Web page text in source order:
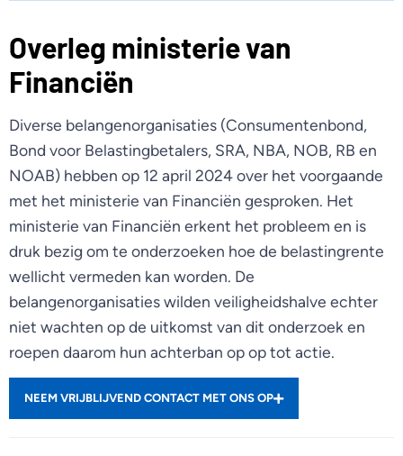
Overleg ministerie van
Financiën
Diverse belangenorganisaties (Consumentenbond,
Bond voor Belastingbetalers, SRA, NBA, NOB, RB en
NOAB) hebben op 12 april 2024 over het voorgaande
met het ministerie van Financiën gesproken. Het
ministerie van Financiën erkent het probleem en is
druk bezig om te onderzoeken hoe de belastingrente
wellicht vermeden kan worden. De
belangenorganisaties wilden veiligheidshalve echter
niet wachten op de uitkomst van dit onderzoek en
roepen daarom hun achterban op op tot actie.
NEEM VRIJBLIJVEND CONTACT MET ONS OP